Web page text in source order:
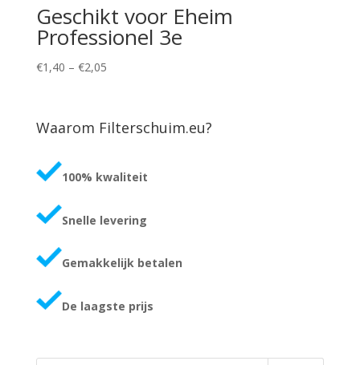
Geschikt voor Eheim
Professionel 3e
€1,40 – €2,05Price
through
Waarom Filterschuim.eu?
100% kwaliteit
Snelle levering
Gemakkelijk betalen
De laagste prijs